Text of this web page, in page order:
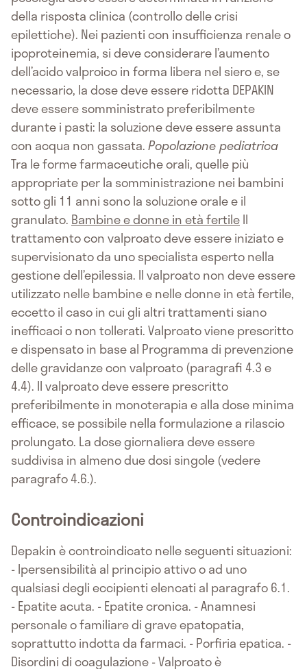
della risposta clinica (controllo delle crisi
epilettiche). Nei pazienti con insufficienza renale o
ipoproteinemia, si deve considerare l’aumento
dell’acido valproico in forma libera nel siero e, se
necessario, la dose deve essere ridotta DEPAKIN
deve essere somministrato preferibilmente
durante i pasti: la soluzione deve essere assunta
con acqua non gassata.Popolazione pediatrica
Tra le forme farmaceutiche orali, quelle più
appropriate per la somministrazione nei bambini
sotto gli 11 anni sono la soluzione orale e il
granulato. Bambine e donne in età fertileIl
trattamento con valproato deve essere iniziato e
supervisionato da uno specialista esperto nella
gestione dell’epilessia. Il valproato non deve essere
utilizzato nelle bambine e nelle donne in età fertile,
eccetto il caso in cui gli altri trattamenti siano
inefficaci o non tollerati. Valproato viene prescritto
e dispensato in base al Programma di prevenzione
delle gravidanze con valproato (paragrafi 4.3 e
4.4). Il valproato deve essere prescritto
preferibilmente in monoterapia e alla dose minima
efficace, se possibile nella formulazione a rilascio
prolungato. La dose giornaliera deve essere
suddivisa in almeno due dosi singole (vedere
paragrafo 4.6.).
Controindicazioni
Depakin è controindicato nelle seguenti situazioni:
- Ipersensibilità al principio attivo o ad uno
qualsiasi degli eccipienti elencati al paragrafo 6.1.
- Epatite acuta. - Epatite cronica. - Anamnesi
personale o familiare di grave epatopatia,
soprattutto indotta da farmaci. - Porfiria epatica. -
Disordini di coagulazione - Valproato è